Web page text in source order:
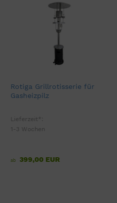
Rotiga Grillrotisserie für
Gasheizpilz
Lieferzeit*:
1-3 Wochen
ab 399,00 EUR